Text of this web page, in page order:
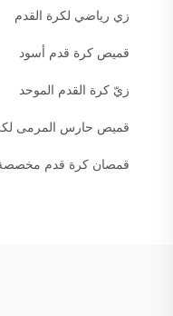
زي رياضي لكرة القدم
قميص كرة قدم أسود
زيّ كرة القدم الموحد
قميص حارس المرمى
قمصان كرة قدم